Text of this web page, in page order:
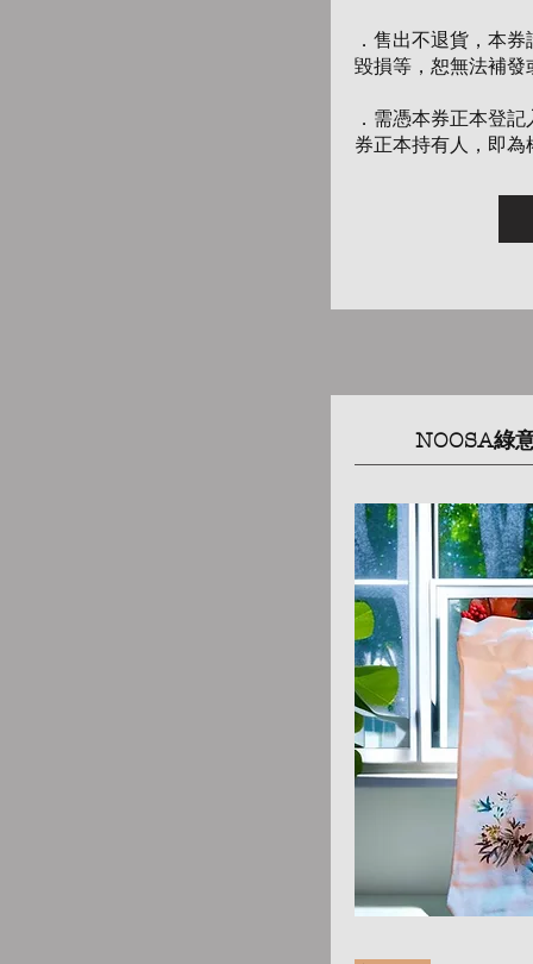
．售出不退貨，本
毀損等，恕無法補發
．需憑本券正本登
券正本持有人，即為
NOOSA綠